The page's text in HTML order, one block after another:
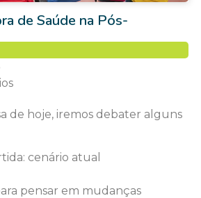
de Saúde na Pós-
de hoje, iremos debater alguns
cenário atual
pensar em mudanças